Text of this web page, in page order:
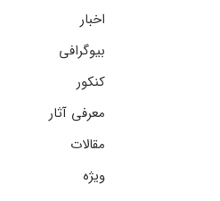
اخبار
بیوگرافی
کنکور
معرفی آثار
مقالات
ویژه